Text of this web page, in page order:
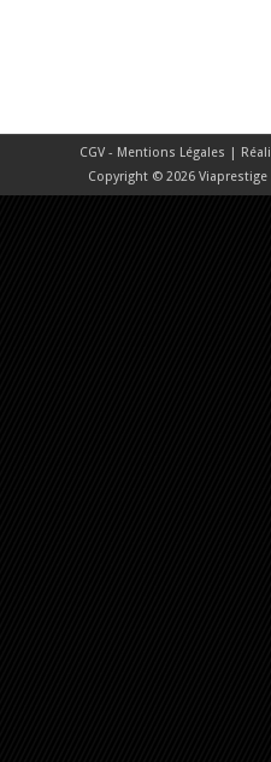
CGV - Mentions Légales |
Copyright © 2026